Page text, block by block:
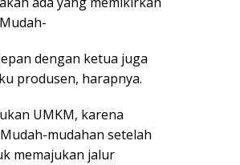
dengan ketua juga
produsen, harapnya.
UMKM, karena
mudahan setelah
memajukan jalur